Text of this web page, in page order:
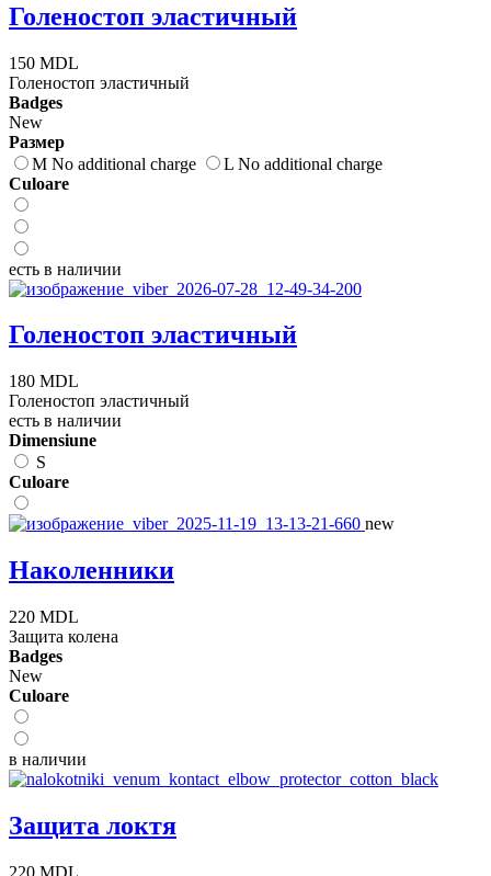
Голеностоп эластичный
150 MDL
Голеностоп эластичный
Badges
New
Размер
M No additional charge
L No additional charge
Сuloare
есть в наличии
Голеностоп эластичный
180 MDL
Голеностоп эластичный
есть в наличии
Dimensiune
S
Сuloare
new
Наколенники
220 MDL
Защита колена
Badges
New
Сuloare
в наличии
Защита локтя
220 MDL